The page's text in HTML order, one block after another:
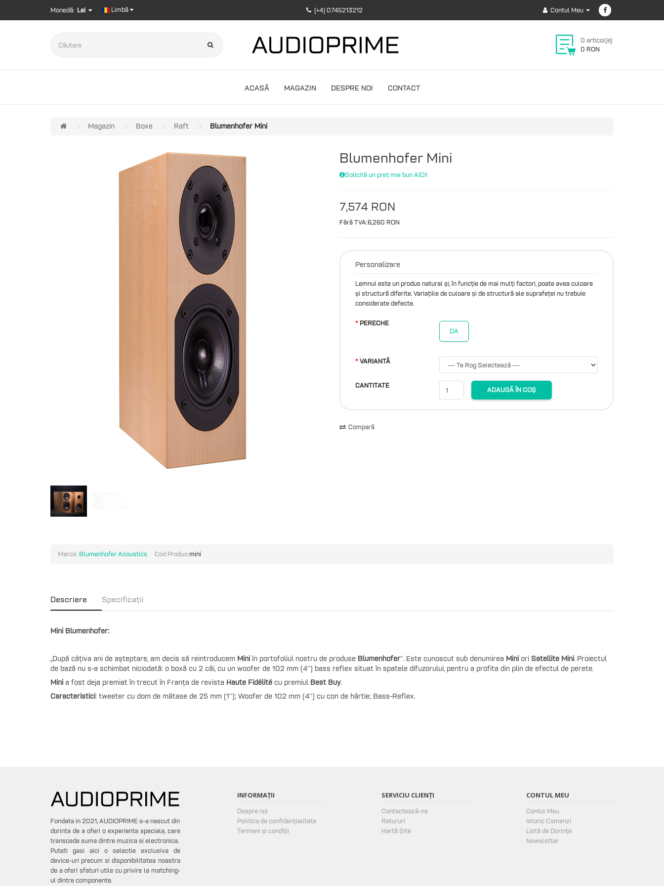
Monedă: Lei Limbă (+4) 0745213212 Contul Meu
0 articol(e)
0 RON
ACASĂ MAGAZIN DESPRE NOI CONTACT
Magazin Boxe Raft Blumenhofer Mini
Blumenhofer Mini
Solicită un preț mai bun AICI!
7,574 RON
Fără TVA:6,260 RON
Personalizare
Lemnul este un produs natural și, în funcție de mai mulți factori, poate avea culoare
și structură diferite. Variațiile de culoare și de structură ale suprafeței nu trebuie
considerate defecte.
PERECHE
DA
VARIANTĂ
CANTITATE
ADAUGĂ ÎN COȘ
Compară
Marca: Blumenhofer Acoustics Cod Produs:mini
Descriere Specificații
Mini Blumenhofer:
,,După câțiva ani de așteptare, am decis să reintroducem Miniîn portofoliul nostru de produse Blumenhofer". Este cunoscut sub denumirea Mini ori Satellite Mini. Proiectul
de bază nu s-a schimbat niciodată: o boxă cu 2 căi, cu un woofer de 102 mm (4") bass reflex situat în spatele difuzorului, pentru a profita din plin de efectul de perete.
Mini a fost deja premiat în trecut în Franța de revista Haute Fidélité cu premiul Best Buy.
Caracteristici: tweeter cu dom de mătase de 25 mm (1"); Woofer de 102 mm (4") cu con de hârtie; Bass-Reflex.
Fondata in 2021, AUDIOPRIME s-a nascut din
dorinta de a oferi o experienta speciala, care
transcede suma dintre muzica si electronica.
Puteti gasi aici o selectie exclusiva de
device-uri precum si disponibilitatea noastra
de a oferi sfaturi utile cu privire la matching-
ul dintre componente.
INFORMAȚII
Despre noi
Politica de confidențialitate
Termeni și condiții
SERVICIU CLIENȚI
Contactează-ne
Retururi
Hartă Site
CONTUL MEU
Contul Meu
Istoric Comenzi
Listă de Dorințe
Newsletter